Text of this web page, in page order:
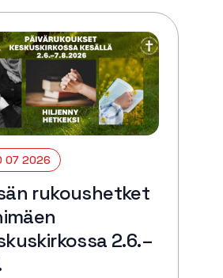
07 2026
rukoushetket
2.6.–